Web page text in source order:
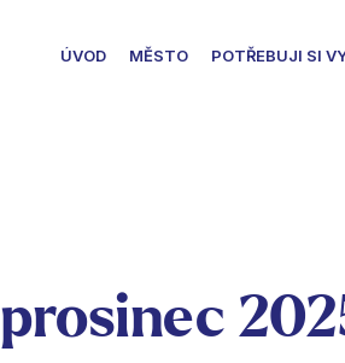
ÚVOD MĚSTO POTŘEBUJI SI
prosinec